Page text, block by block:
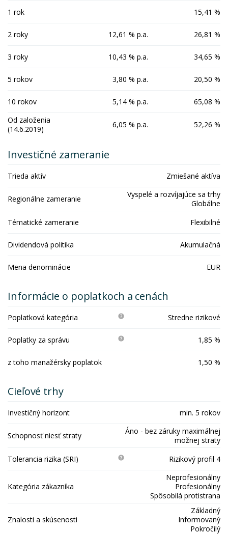
1 rok 15,41 %
2 roky 12,61 % p.a. 26,81 %
3 roky 10,43 % p.a. 34,65 %
5 rokov 3,80 % p.a. 20,50 %
10 rokov 5,14 % p.a.
65,08 %
Od založenia
(14.6.2019)
6,05 % p.a. 52,26 %
Investičné zameranie
Trieda aktív Zmiešané aktíva
Regionálne zameranie
Vyspelé a rozvíjajúce sa trhy
Globálne
Tématické zameranie
Flexibilné
Dividendová politika Akumulačná
Mena denominácie EUR
Informácie o poplatkoch a cenách
Poplatková kategória Stredne rizikové
Poplatky za správu 1,85 %
z toho manažérsky poplatok 1,50 %
Cieľové trhy
Investičný horizont min. 5 rokov
Schopnosť niesť straty
Áno - bez záruky maximálnej
možnej straty
Tolerancia rizika (SRI)
Rizikový profil 4
Kategória zákazníka
Neprofesionálny
Profesionálny
Spôsobilá protistrana
Znalosti a skúsenosti
Základný
Informovaný
Pokročilý